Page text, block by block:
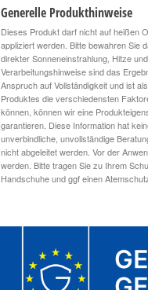
Generelle Produkthinweise
Dieses Produkt darf nicht auf heißen
appliziert werden. Bitte bewahren Sie
direkter Sonneneinstrahlung, Hitze
Verarbeitungshinweise sind das
Anspruch auf Vollständigkeit und ist
Produktes die verschiedensten
können, können wir eine
garantieren. Diese Information hat
unverbindliche, unvollständige
nicht abgeleitet werden. Vor der
werden. Bitte tragen Sie zu Ihrem
Handschuhe und ggf einen